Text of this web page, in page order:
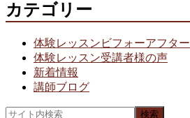
カテゴリー
体験レッスンビフォーアフター
体験レッスン受講者様の声
新着情報
講師ブログ